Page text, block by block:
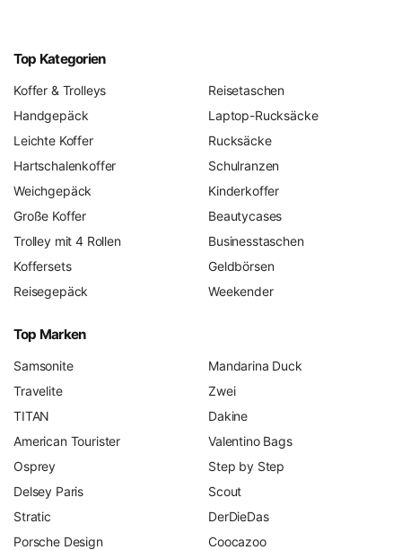
Top Kategorien
Koffer & Trolleys
Handgepäck
Leichte Koffer
Hartschalenkoffer
Weichgepäck
Große Koffer
Trolley mit 4 Rollen
Koffersets
Reisegepäck
Reisetaschen
Laptop-Rucksäcke
Rucksäcke
Schulranzen
Kinderkoffer
Beautycases
Businesstaschen
Geldbörsen
Weekender
Top Marken
Samsonite
Travelite
TITAN
American Tourister
Osprey
Delsey Paris
Stratic
Porsche Design
Mandarina Duck
Zwei
Dakine
Valentino Bags
Step by Step
Scout
DerDieDas
Coocazoo